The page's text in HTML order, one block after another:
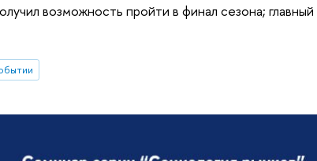
возможность пройти в финал сезона;